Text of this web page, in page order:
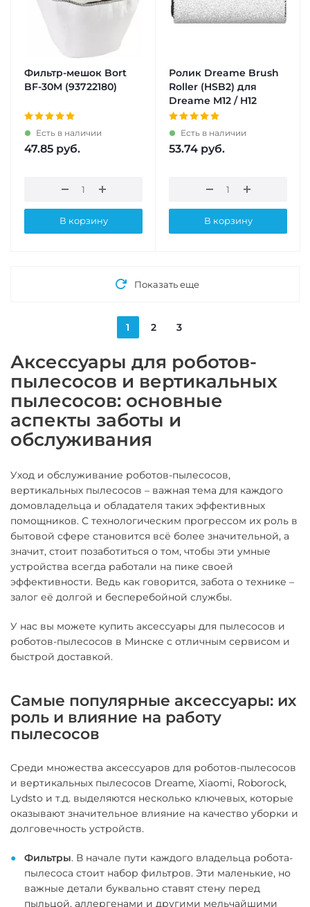
Фильтр-мешок Bort
BF-30M (93722180)
Есть в наличии
47.85 руб.
В корзину
Ролик Dreame Brush
Roller (HSB2) для
Dreame M12 / H12
Есть в наличии
53.74 руб.
В корзину
Показать еще
1 2 3
Аксессуары для роботов-
пылесосов и вертикальных
пылесосов: основные
аспекты заботы и
обслуживания
Уход и обслуживание роботов-пылесосов,
вертикальных пылесосов – важная тема для каждого
домовладельца и обладателя таких эффективных
помощников. С технологическим прогрессом их роль в
бытовой сфере становится всё более значительной, а
значит, стоит позаботиться о том, чтобы эти умные
устройства всегда работали на пике своей
эффективности. Ведь как говорится, забота о технике –
залог её долгой и бесперебойной службы.
У нас вы можете купить аксессуары для пылесосов и
роботов-пылесосов в Минске с отличным сервисом и
быстрой доставкой.
Самые популярные аксессуары: их
роль и влияние на работу
пылесосов
Среди множества аксессуаров для роботов-пылесосов
и вертикальных пылесосов Dreame, Xiaomi, Roborock,
Lydsto и т.д. выделяются несколько ключевых, которые
оказывают значительное влияние на качество уборки и
долговечность устройств.
Фильтры. В начале пути каждого владельца робота-
пылесоса стоит набор фильтров. Эти маленькие, но
важные детали буквально ставят стену перед
пыльцой, аллергенами и другими мельчайшими